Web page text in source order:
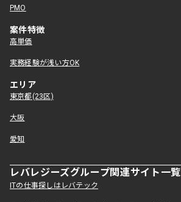
PMO
案件特徴
高単価
実務経験が浅い方OK
エリア
東京都(23区)
大阪
愛知
レバレジーズグループ関連サイト一覧
ITの仕事探しはレバテック